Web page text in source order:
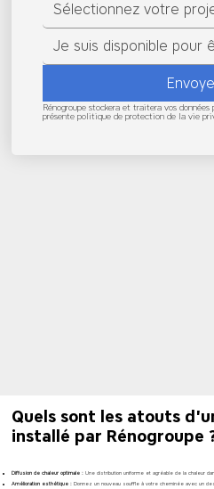
Rénogroupe stockera et traitera vos
présente politique de protection de la vie
Quels sont les atouts
installé par Rénogroupe
Diffusion de chaleur optimale : Une distribution uniforme et agréable de la chaleur
Amélioration esthétique : Donnez un nouveau souffle à votre cheminée avec un